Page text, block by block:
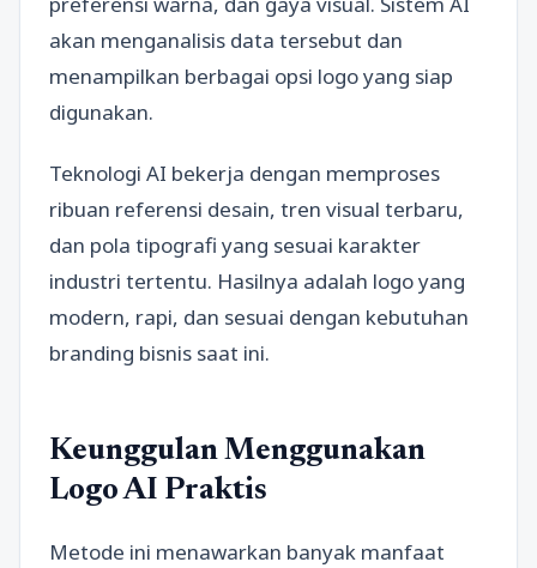
akan menganalisis data tersebut dan
menampilkan berbagai opsi logo yang siap
digunakan.
Teknologi AI bekerja dengan memproses
ribuan referensi desain, tren visual terbaru,
dan pola tipografi yang sesuai karakter
industri tertentu. Hasilnya adalah logo yang
modern, rapi, dan sesuai dengan kebutuhan
branding bisnis saat ini.
Keunggulan Menggunakan
Logo AI Praktis
Metode ini menawarkan banyak manfaat